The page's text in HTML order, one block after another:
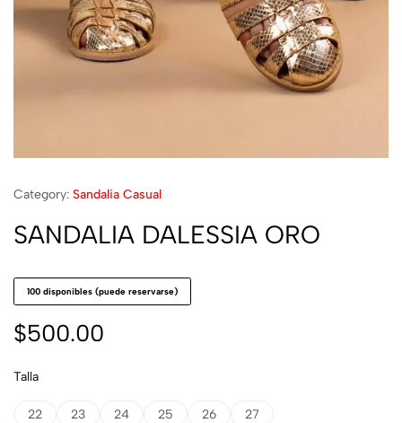
Category: Sandalia Casual
SANDALIA DALESSIA ORO
100 disponibles (puede reservarse)
$500.00
Talla
22 23 24 25 26 27